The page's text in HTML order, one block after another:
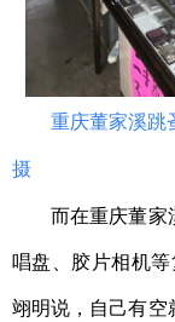
重庆董家溪跳蚤
摄
而在重庆董家溪
唱盘、胶片相机
翊明说，自己有空